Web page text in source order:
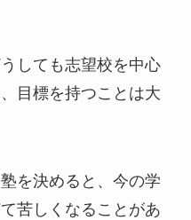
しても志望校を中心
目標を持つことは大
を決めると、今の学
苦しくなることがあ